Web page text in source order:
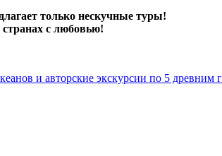
только нескучные туры!
странах с любовью!
и авторские экскурсии по 5 древним